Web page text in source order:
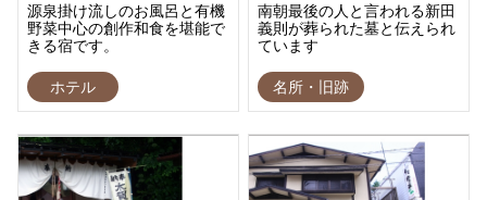
源泉掛け流しのお風呂と有機
野菜中心の創作和食を堪能で
きる宿です。
ホテル
南朝最後の人と言われる新田
義則が葬られた墓と伝えられ
ています
名所・旧跡